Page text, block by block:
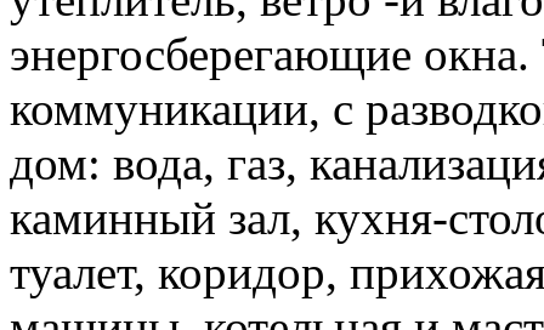
энергосберегающие
коммуникации, с
дом: вода, газ,
каминный зал, кухня-
туалет, коридор,